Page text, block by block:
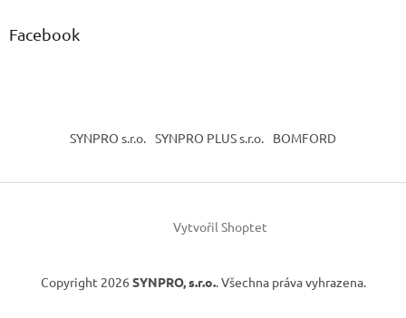
Facebook
SYNPRO s.r.o. SYNPRO PLUS s.r.o. BOMFORD
Vytvořil Shoptet
Copyright 2026 SYNPRO, s.r.o.. Všechna práva vyhrazena.